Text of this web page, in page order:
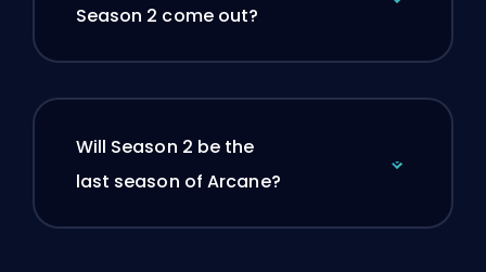
Season 2 come out?
Will Season 2 be the
last season of Arcane?